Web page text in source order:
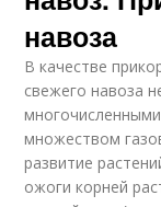
навоза
В качестве
свежего навоза
множеством
развитие
ожоги корней